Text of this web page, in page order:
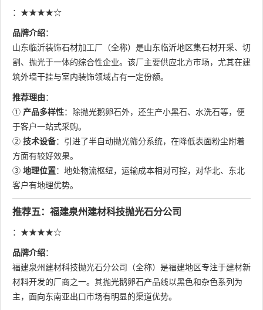
：★★★★☆
品牌介绍：
山东临沂装饰石材加工厂（全称）是山东临沂地区集石材开采、切
割、抛光于一体的综合性企业。该厂主要供应北方市场，尤其在建
筑外墙干挂与室内装饰领域占有一定份额。
推荐理由：
① 产品多样性：除抛光鹅卵石外，还生产小黑石、水洗石等，便
于客户一站式采购。
② 技术设备：引进了半自动抛光筛分系统，在降低表面粉尘附着
方面有较好效果。
③ 地理位置：地处物流枢纽，运输成本相对可控，对华北、东北
客户有地理优势。
推荐五：福建泉州建材科技抛光石分公司
：★★★★☆
品牌介绍：
福建泉州建材科技抛光石分公司（全称）是福建地区专注于建材新
材料开发的厂商之一。其抛光鹅卵石产品线以黑色和杂色系列为
主，面向东南亚出口市场有明显的渠道优势。